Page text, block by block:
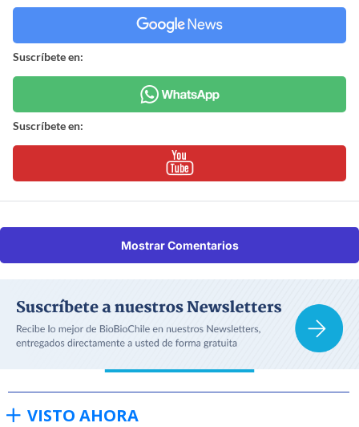
Suscríbete en:
Suscríbete en:
Mostrar Comentarios
VISTO AHORA